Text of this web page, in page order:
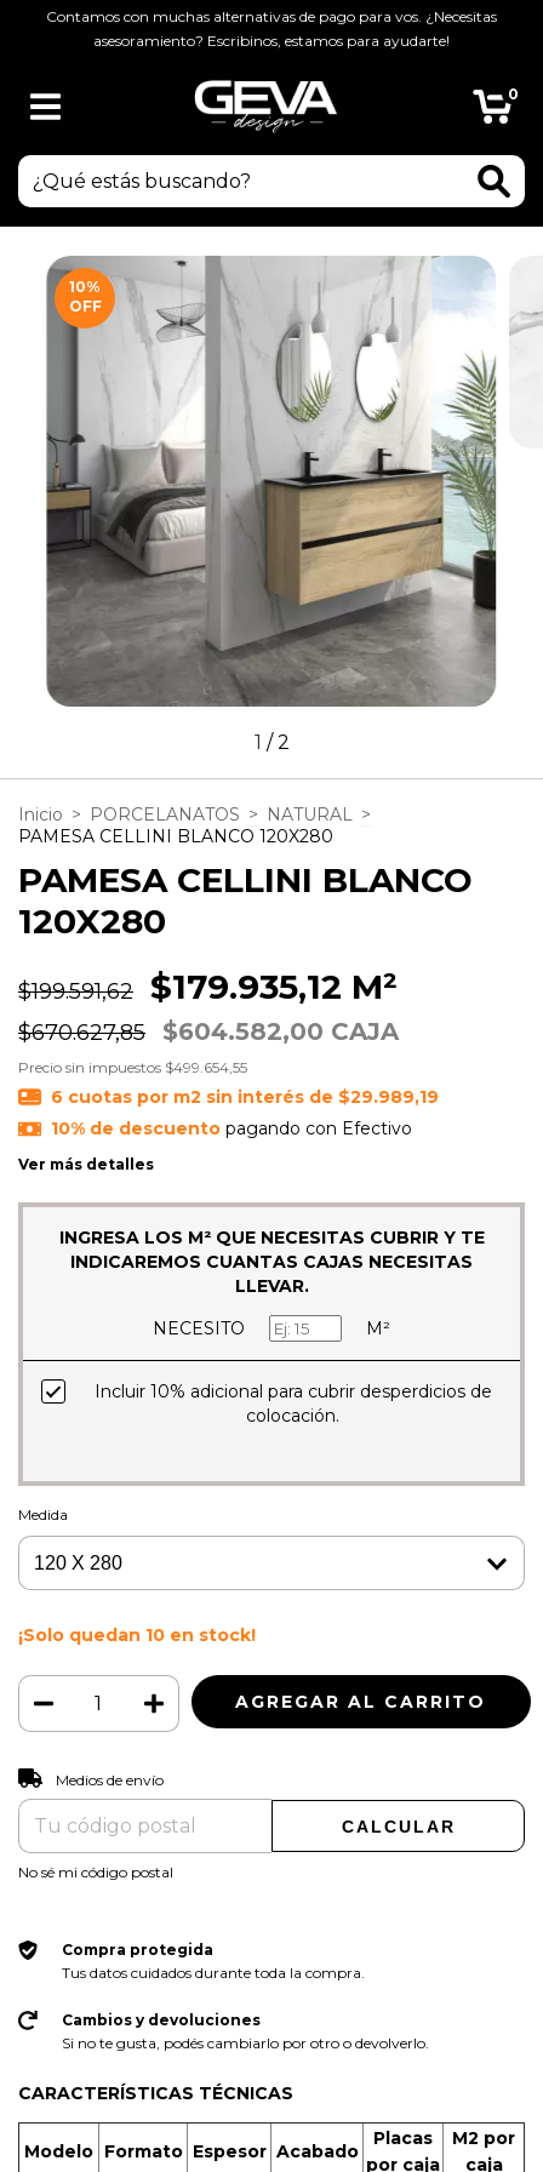
Contamos con muchas alternativas de pago para vos. ¿Necesitas
asesoramiento? Escribinos, estamos para ayudarte!
0
10%
OFF
1 /2
Inicio > PORCELANATOS > NATURAL >
PAMESA CELLINI BLANCO 120X280
PAMESA CELLINI BLANCO
120X280
$199.591,62 $179.935,12 M²
$670.627,85 $604.582,00 CAJA
Precio sin impuestos $499.654,55
6 cuotas por m2 sin interés de $29.989,19
10% de descuentopagando con Efectivo
Ver más detalles
INGRESA LOS M² QUE NECESITAS CUBRIR Y TE
INDICAREMOS CUANTAS CAJAS NECESITAS
LLEVAR.
NECESITO
M²
Incluir 10% adicional para cubrir desperdicios de
colocación.
Medida
¡Solo quedan 10 en stock!
Entregas para el CP:
Medios de envío
CALCULAR
No sé mi código postal
Compra protegida
Tus datos cuidados durante toda la compra.
Cambios y devoluciones
Si no te gusta, podés cambiarlo por otro o devolverlo.
CARACTERÍSTICAS TÉCNICAS
Modelo Formato Espesor Acabado
Placas
por caja
M2 por
caja